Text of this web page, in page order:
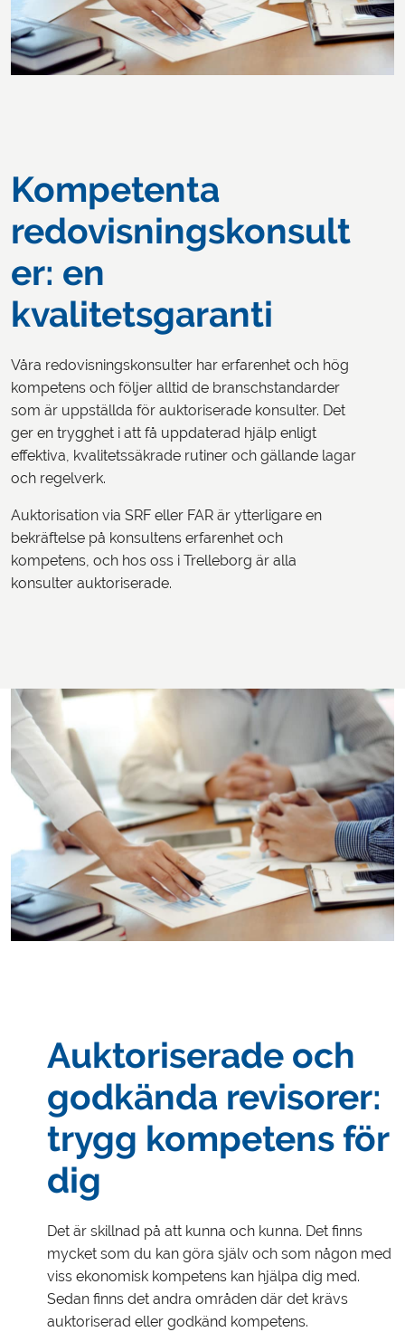
Kompetenta
redovisningskonsult
er: en
kvalitetsgaranti
Våra redovisningskonsulter har erfarenhet och hög
kompetens och följer alltid de branschstandarder
som är uppställda för auktoriserade konsulter. Det
ger en trygghet i att få uppdaterad hjälp enligt
effektiva, kvalitetssäkrade rutiner och gällande lagar
och regelverk.
Auktorisation via SRF eller FAR är ytterligare en
bekräftelse på konsultens erfarenhet och
kompetens, och hos oss i Trelleborg är alla
konsulter auktoriserade.
Auktoriserade och
godkända revisorer:
trygg kompetens för
dig
Det är skillnad på att kunna och kunna. Det finns
mycket som du kan göra själv och som någon med
viss ekonomisk kompetens kan hjälpa dig med.
Sedan finns det andra områden där det krävs
auktoriserad eller godkänd kompetens.